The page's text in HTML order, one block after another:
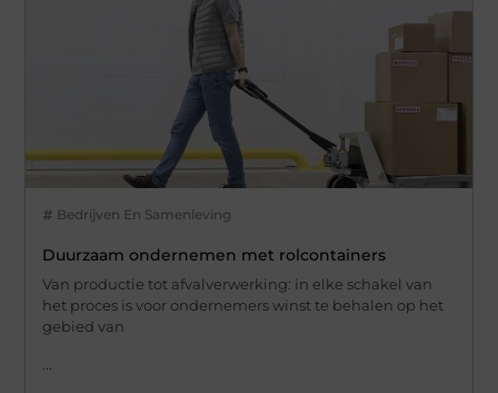
Bedrijven En Samenleving
Duurzaam ondernemen met rolcontainers
Van productie tot afvalverwerking: in elke schakel van
het proces is voor ondernemers winst te behalen op het
gebied van